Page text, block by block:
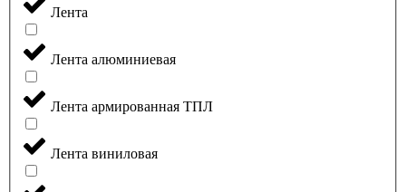
Лента
Лента алюминиевая
Лента армированная ТПЛ
Лента виниловая